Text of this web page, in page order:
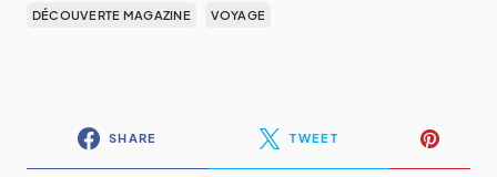
DÉCOUVERTE MAGAZINE VOYAGE
SHARE TWEET